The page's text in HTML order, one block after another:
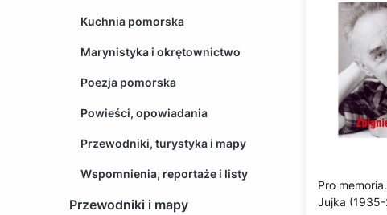
Kuchnia pomorska
Marynistyka i okrętownictwo
Poezja pomorska
Powieści, opowiadania
Przewodniki, turystyka i mapy
Wspomnienia, reportaże i listy
Przewodniki i mapy
Pro
Jujka (1935-